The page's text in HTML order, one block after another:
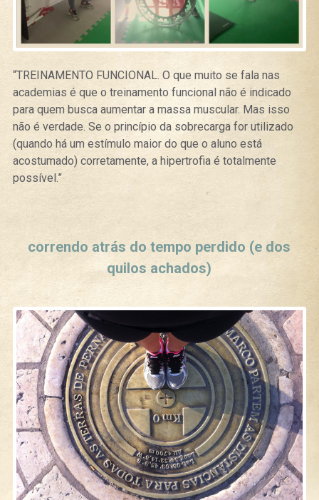
“TREINAMENTO FUNCIONAL. O que muito se fala nas
academias é que o treinamento funcional não é indicado
para quem busca aumentar a massa muscular. Mas isso
não é verdade. Se o princípio da sobrecarga for utilizado
(quando há um estímulo maior do que o aluno está
acostumado) corretamente, a hipertrofia é totalmente
possível.”
correndo atrás do tempo perdido (e dos
quilos achados)